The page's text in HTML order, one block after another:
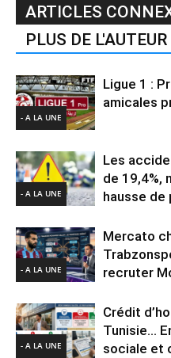
ARTICLES
PLUS DE L'AUTEUR
- A LA UNE
Ligue 1 :
amicales
- A LA UNE
Les
de 19,4%,
hausse de
- A LA UNE
Mercato
recruter
- A LA UNE
Crédit
Tunisie…
sociale et